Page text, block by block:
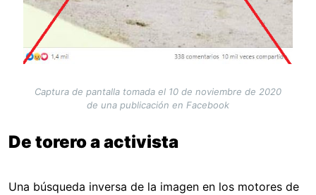
Captura de pantalla tomada el 10 de noviembre de 2020
de una publicación en Facebook
De torero a activista
Una búsqueda inversa de la imagen en los motores de